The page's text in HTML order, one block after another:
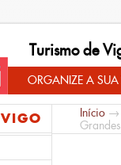
Turismo de
ORGANIZE A
VIGO Início →